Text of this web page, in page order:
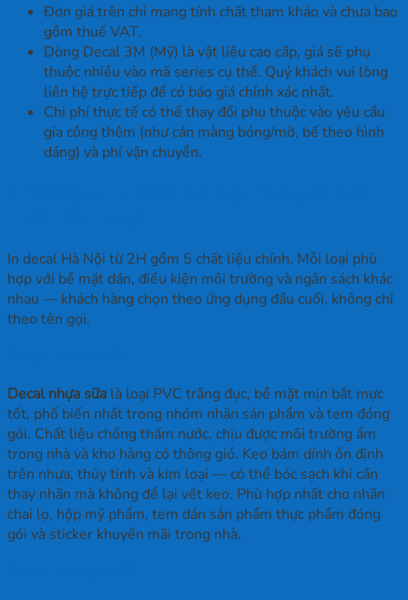
Đơn giá trên chỉ mang tính chất tham khảo và chưa bao
gồm thuế VAT.
Dòng Decal 3M (Mỹ) là vật liệu cao cấp, giá sẽ phụ
thuộc nhiều vào mã series cụ thể. Quý khách vui lòng
liên hệ trực tiếp để có báo giá chính xác nhất.
Chi phí thực tế có thể thay đổi phụ thuộc vào yêu cầu
gia công thêm (như cán màng bóng/mờ, bế theo hình
dáng) và phí vận chuyển.
In decal Hà Nội từ 2H gồm 5 chất liệu chính. Mỗi loại phù
hợp với bề mặt dán, điều kiện môi trường và ngân sách khác
nhau — khách hàng chọn theo ứng dụng đầu cuối, không chỉ
theo tên gọi.
Decal nhựa sữa là loại PVC trắng đục, bề mặt mịn bắt mực
tốt, phổ biến nhất trong nhóm nhãn sản phẩm và tem đóng
gói. Chất liệu chống thấm nước, chịu được môi trường ẩm
trong nhà và kho hàng có thông gió. Keo bám dính ổn định
trên nhựa, thủy tinh và kim loại — có thể bóc sạch khi cần
thay nhãn mà không để lại vết keo. Phù hợp nhất cho nhãn
chai lọ, hộp mỹ phẩm, tem dán sản phẩm thực phẩm đóng
gói và sticker khuyến mãi trong nhà.